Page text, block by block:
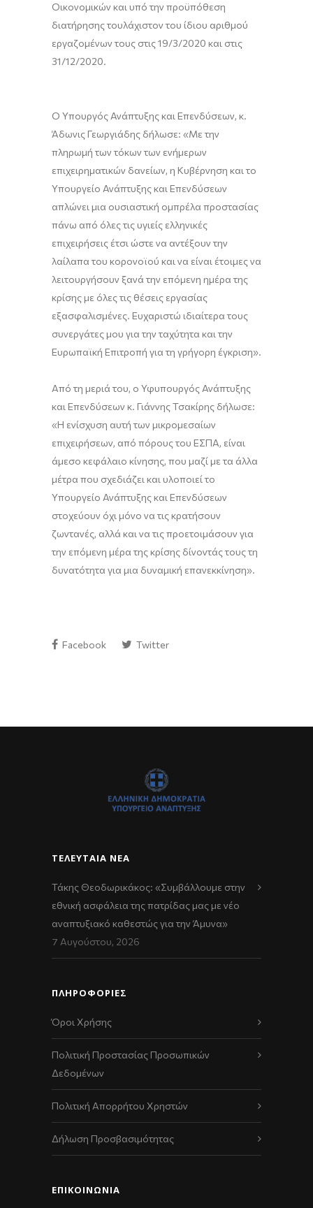
Οικονομικών και υπό την προϋπόθεση
διατήρησης τουλάχιστον του ίδιου αριθμού
εργαζομένων τους στις 19/3/2020 και στις
31/12/2020.
Ο Υπουργός Ανάπτυξης και Επενδύσεων, κ.
Άδωνις Γεωργιάδης δήλωσε: «Με την
πληρωμή των τόκων των ενήμερων
επιχειρηματικών δανείων, η Κυβέρνηση και το
Υπουργείο Ανάπτυξης και Επενδύσεων
απλώνει μια ουσιαστική ομπρέλα προστασίας
πάνω από όλες τις υγιείς ελληνικές
επιχειρήσεις έτσι ώστε να αντέξουν την
λαίλαπα του κορονοϊού και να είναι έτοιμες να
λειτουργήσουν ξανά την επόμενη ημέρα της
κρίσης με όλες τις θέσεις εργασίας
εξασφαλισμένες. Ευχαριστώ ιδιαίτερα τους
συνεργάτες μου για την ταχύτητα και την
Ευρωπαϊκή Επιτροπή για τη γρήγορη έγκριση».
Από τη μεριά του, ο Υφυπουργός Ανάπτυξης
και Επενδύσεων κ. Γιάννης Τσακίρης δήλωσε:
«Η ενίσχυση αυτή των μικρομεσαίων
επιχειρήσεων, από πόρους του ΕΣΠΑ, είναι
άμεσο κεφάλαιο κίνησης, που μαζί με τα άλλα
μέτρα που σχεδιάζει και υλοποιεί το
Υπουργείο Ανάπτυξης και Επενδύσεων
στοχεύουν όχι μόνο να τις κρατήσουν
ζωντανές, αλλά και να τις προετοιμάσουν για
την επόμενη μέρα της κρίσης δίνοντάς τους τη
δυνατότητα για μια δυναμική επανεκκίνηση».
Facebook Twitter
ΤΕΛΕΥΤΑΊΑ ΝΈΑ
Τάκης Θεοδωρικάκος: «Συμβάλλουμε στην
εθνική ασφάλεια της πατρίδας μας με νέο
αναπτυξιακό καθεστώς για την Άμυνα»
7 Αυγούστου, 2026
ΠΛΗΡΟΦΟΡΙΕΣ
Όροι Χρήσης
Πολιτική Προστασίας Προσωπικών
Δεδομένων
Πολιτική Απορρήτου Χρηστών
Δήλωση Προσβασιμότητας
ΕΠΙΚΟΙΝΩΝΊΑ